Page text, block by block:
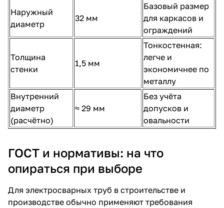
Наружный
диаметр
32 мм
Базовый размер
для каркасов и
ограждений
Толщина
стенки
1,5 мм
Тонкостенная:
легче и
экономичнее по
металлу
Внутренний
диаметр
(расчётно)
≈ 29 мм
Без учёта
допусков и
овальности
ГОСТ и нормативы: на что
опираться при выборе
Для электросварных труб в строительстве и
производстве обычно применяют требования